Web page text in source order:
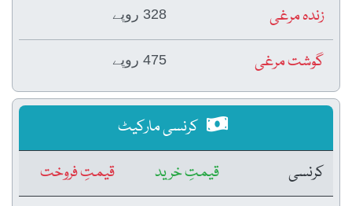
زندہ مرغی 328 روپے
گوشت مرغی 475 روپے
کرنسی مارکیٹ
کرنسی
قیمتِ خرید
قیمتِ فروخت